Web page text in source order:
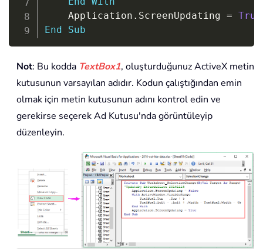
    Application
. ScreenUpdating = True
End
Sub
Not: Bu kodda TextBox1, oluşturduğunuz ActiveX metin
kutusunun varsayılan adıdır. Kodun çalıştığından emin
olmak için metin kutusunun adını kontrol edin ve
gerekirse seçerek Ad Kutusu'nda görüntüleyip
düzenleyin.